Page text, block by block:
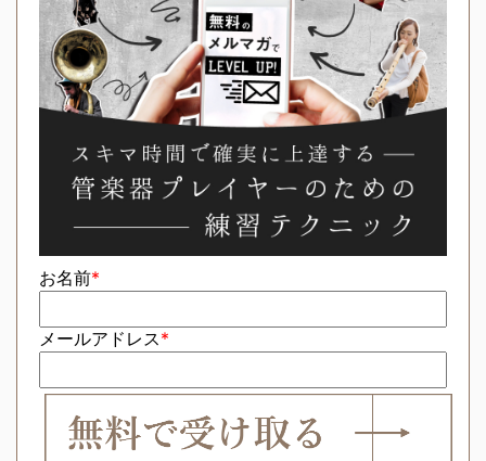
お名前*
メールアドレス*